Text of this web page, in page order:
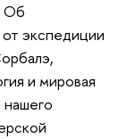
Об
экспедиции
и мировая
нашего